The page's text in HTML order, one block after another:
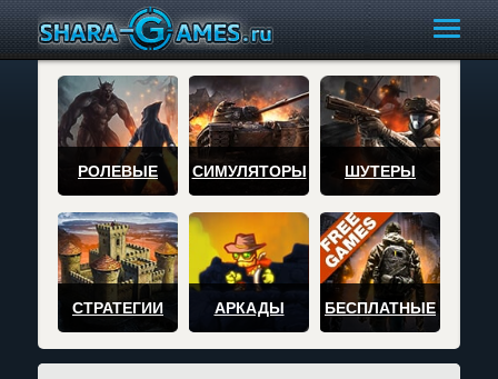
РОЛЕВЫЕ СИМУЛЯТОРЫ ШУТЕРЫ
СТРАТЕГИИ АРКАДЫ БЕСПЛАТНЫЕ